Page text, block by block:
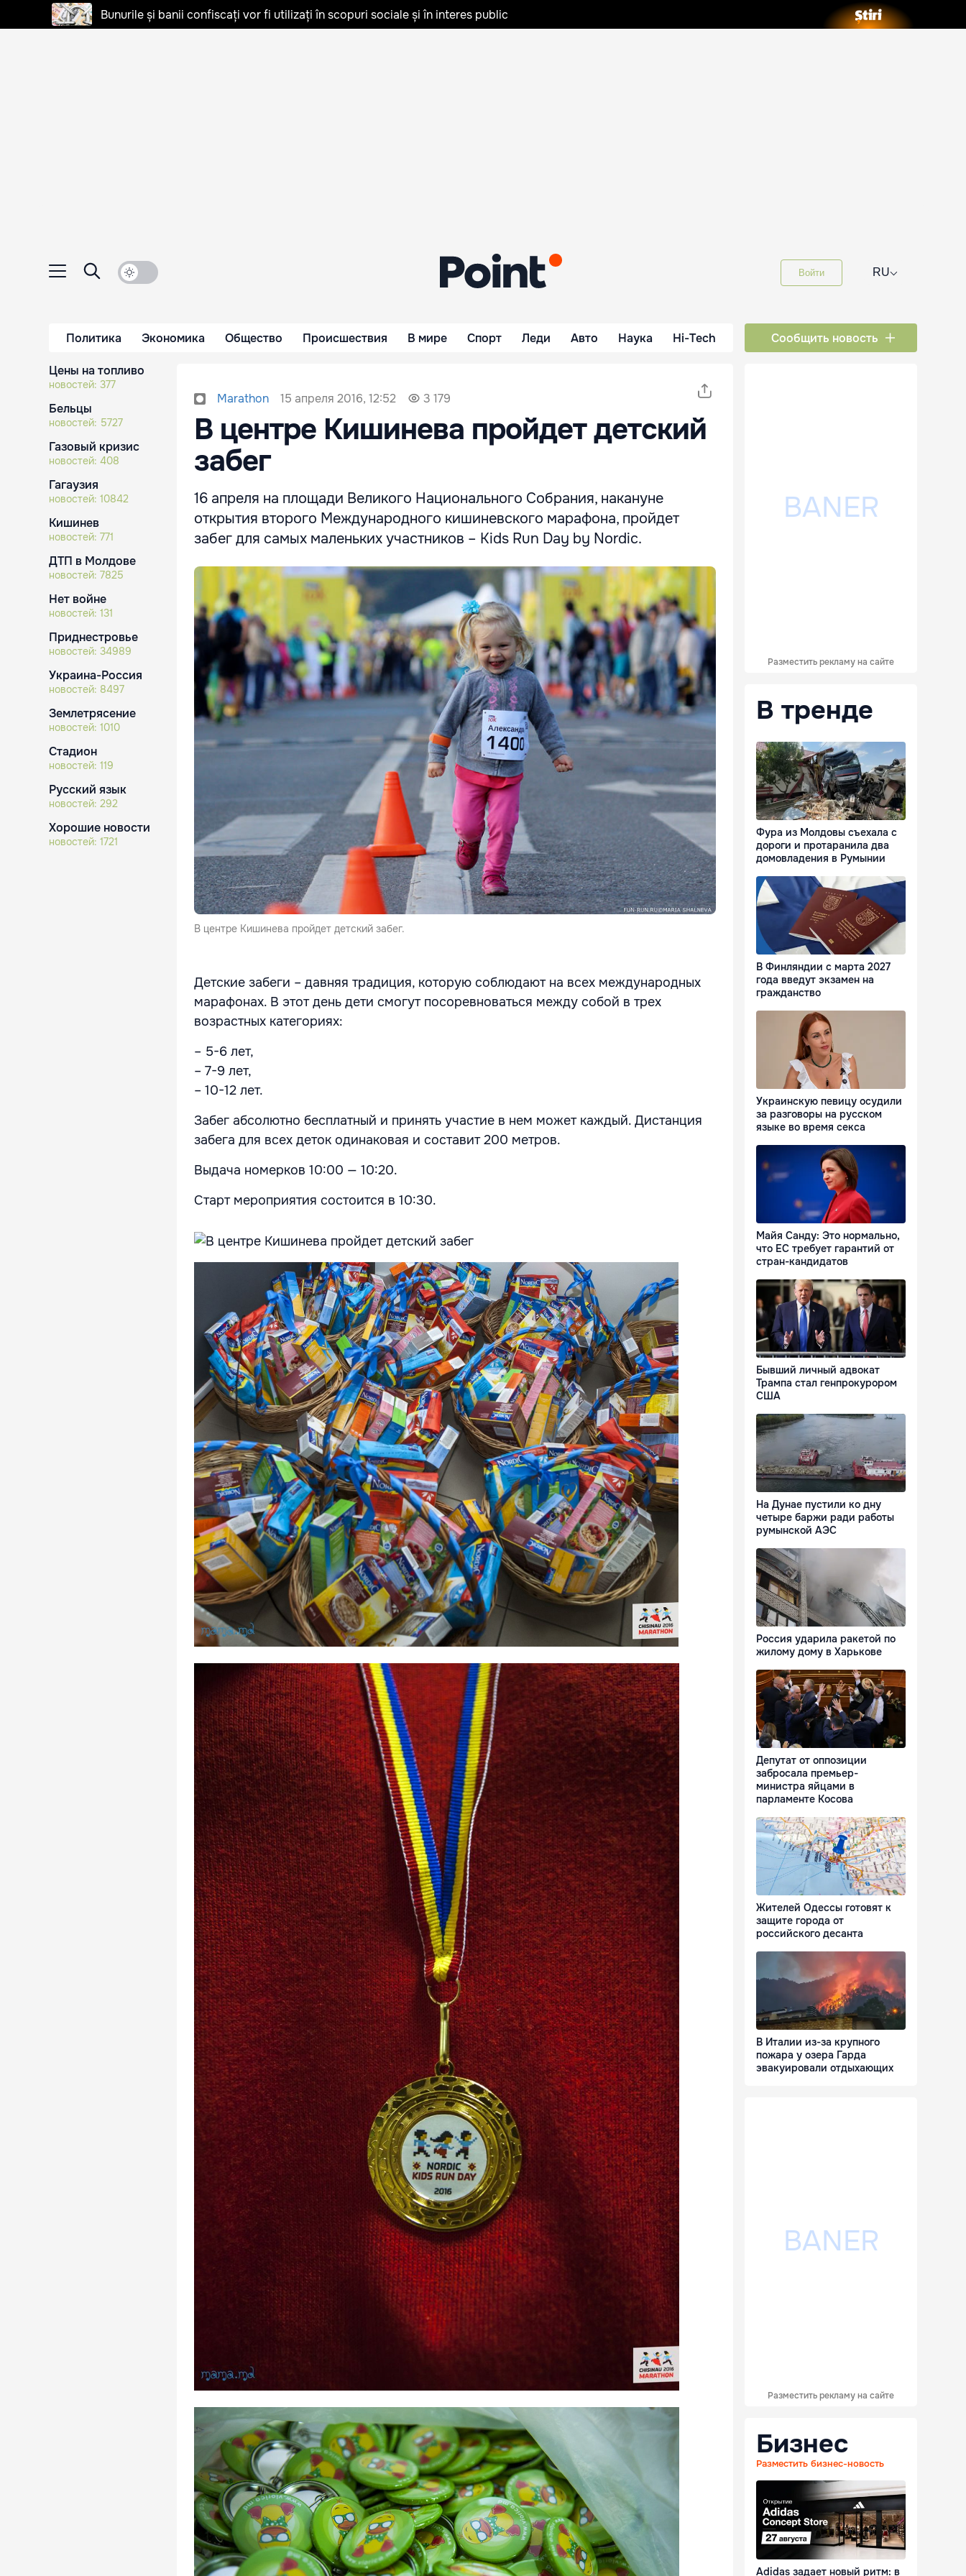
Bunurile și banii confiscați vor fi utilizați în scopuri sociale și în interes public
Войти RU⌵
Политика Экономика Общество Происшествия В мире Спорт Леди Авто Наука Hi-Tech Сообщить новость
Цены на топливо
новостей: 377
Бельцы
новостей: 5727
Газовый кризис
новостей: 408
Гагаузия
новостей: 10842
Кишинев
новостей: 771
ДТП в Молдове
новостей: 7825
Нет войне
новостей: 131
Приднестровье
новостей: 34989
Украина-Россия
новостей: 8497
Землетрясение
новостей: 1010
Стадион
новостей: 119
Русский язык
новостей: 292
Хорошие новости
новостей: 1721
Marathon 15 апреля 2016, 12:52 3 179
В центре Кишинева пройдет детский
забег
16 апреля на площади Великого Национального Собрания, накануне
открытия второго Международного кишиневского марафона, пройдет
забег для самых маленьких участников – Kids Run Day by Nordic.
В центре Кишинева пройдет детский забег.
Детские забеги – давняя традиция, которую соблюдают на всех международных
марафонах. В этот день дети смогут посоревноваться между собой в трех
возрастных категориях:
– 5-6 лет,
– 7-9 лет,
– 10-12 лет.
Забег абсолютно бесплатный и принять участие в нем может каждый. Дистанция
забега для всех деток одинаковая и составит 200 метров.
Выдача номерков 10:00 — 10:20.
Старт мероприятия состоится в 10:30.
Разместить рекламу на сайте
В тренде
Фура из Молдовы съехала с
дороги и протаранила два
домовладения в Румынии
В Финляндии с марта 2027
года введут экзамен на
гражданство
Украинскую певицу осудили
за разговоры на русском
языке во время секса
Майя Санду: Это нормально,
что ЕС требует гарантий от
стран-кандидатов
Бывший личный адвокат
Трампа стал генпрокурором
США
На Дунае пустили ко дну
четыре баржи ради работы
румынской АЭС
Россия ударила ракетой по
жилому дому в Харькове
Депутат от оппозиции
забросала премьер-
министра яйцами в
парламенте Косова
Жителей Одессы готовят к
защите города от
российского десанта
В Италии из-за крупного
пожара у озера Гарда
эвакуировали отдыхающих
Разместить рекламу на сайте
Бизнес
Разместить бизнес-новость
Adidas задает новый ритм: в